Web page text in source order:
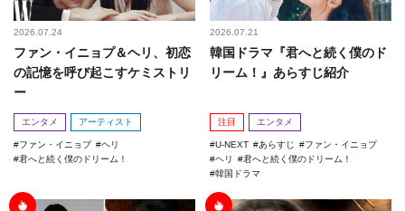
2026.07.24
ファン・イニョプ＆ヘリ、初恋
の記憶を呼び起こすケミストリ
ー
エンタメ アーティスト
ファン・イニョプ
ヘリ
君へと続く僕のドリーム！
2026.07.21
韓国ドラマ『君へと続く僕のド
リーム！』あらすじ紹介
注目 エンタメ
U-NEXT あらすじ
ファン・イニョプ
ヘリ
君へと続く僕のドリーム！
韓国ドラマ